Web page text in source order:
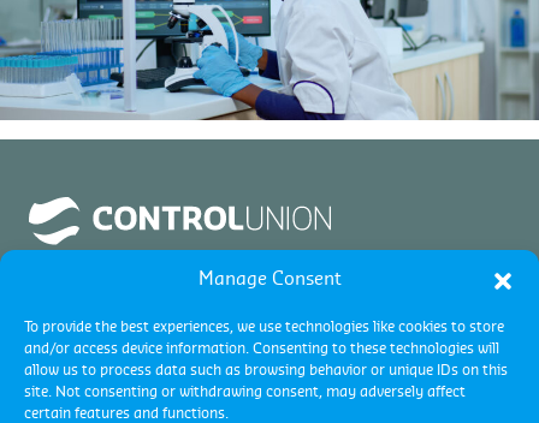
Manage Consent
To provide the best experiences, we use technologies like cookies to store
and/or access device information. Consenting to these technologies will
allow us to process data such as browsing behavior or unique IDs on this
site. Not consenting or withdrawing consent, may adversely affect
certain features and functions.